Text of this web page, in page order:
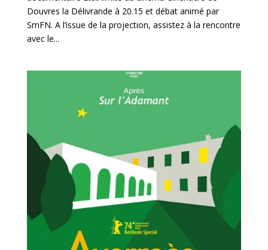
Douvres la Délivrande à 20.15 et débat animé par
SmFN. A l’issue de la projection, assistez à la rencontre
avec le...